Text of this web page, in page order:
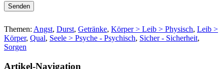
Bitte lasse dieses Feld leer.
Themen: Angst, Durst, Getränke, Körper > Leib > Physisch, Leib >
Körper, Qual, Seele > Psyche - Psychisch, Sicher - Sicherheit,
Sorgen
Artikel-Navigation